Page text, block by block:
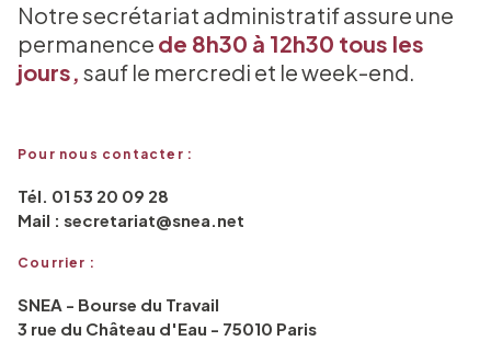
Notre secrétariat administratif assure une
permanence de 8h30 à 12h30 tous les
jours, sauf le mercredi et le week-end.
Pour nous contacter :
Tél. 01 53 20 09 28
Mail : secretariat@snea.net
Courrier :
SNEA - Bourse du Travail
3 rue du Château d'Eau - 75010 Paris